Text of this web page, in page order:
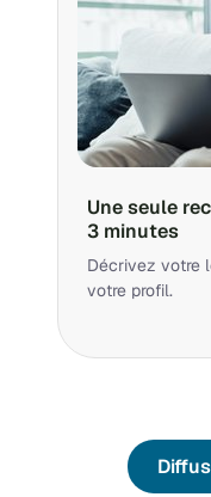
Une seule
3 minutes
Décrivez votre
votre profil.